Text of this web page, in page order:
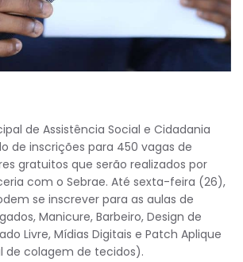
de Assistência Social e Cidadania
de inscrições para 450 vagas de
gratuitos que serão realizados por
com o Sebrae. Até sexta-feira (26),
se inscrever para as aulas de
Manicure, Barbeiro, Design de
Livre, Mídias Digitais e Patch Aplique
de colagem de tecidos).